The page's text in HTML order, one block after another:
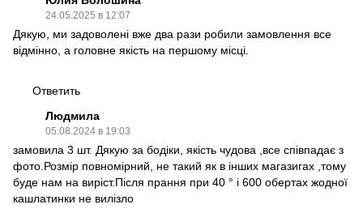
24.05.2025 в 12:07
Дякую, ми задоволені вже два рази робили замовлення все
відмінно, а головне якість на першому місці.
Ответить
Людмила
05.08.2024 в 19:03
замовила 3 шт. Дякую за бодіки, якість чудова ,все співпадає з
фото.Розмір повномірний, не такий як в інших магазигах ,тому
буде нам на виріст.Після прання при 40 ° і 600 обертах жодної
кашлатинки не вилізло